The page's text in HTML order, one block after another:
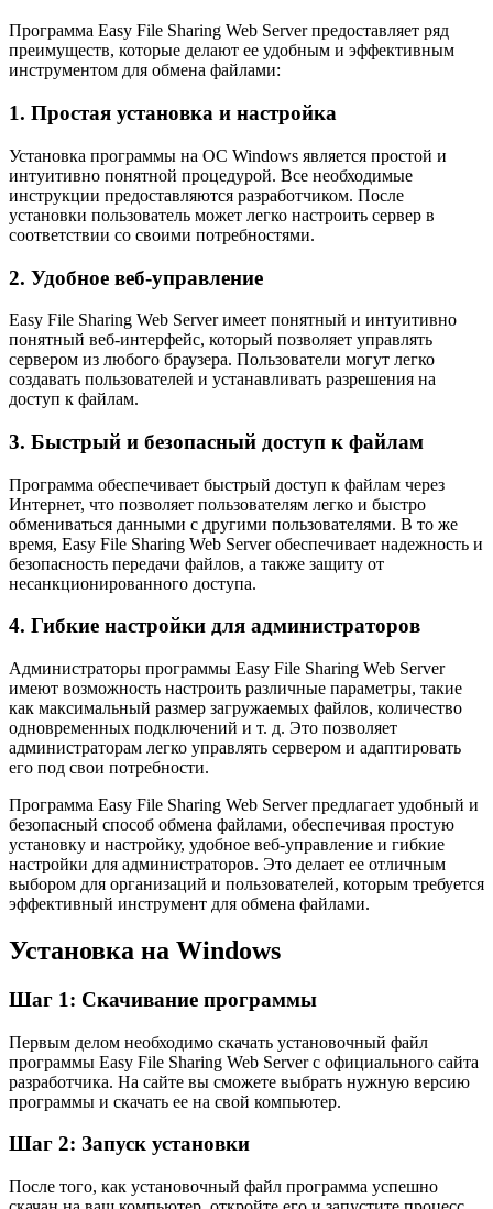
Программа Easy File Sharing Web Server предоставляет ряд
преимуществ, которые делают ее удобным и эффективным
инструментом для обмена файлами:
1. Простая установка и настройка
Установка программы на ОС Windows является простой и
интуитивно понятной процедурой. Все необходимые
инструкции предоставляются разработчиком. После
установки пользователь может легко настроить сервер в
соответствии со своими потребностями.
2. Удобное веб-управление
Easy File Sharing Web Server имеет понятный и интуитивно
понятный веб-интерфейс, который позволяет управлять
сервером из любого браузера. Пользователи могут легко
создавать пользователей и устанавливать разрешения на
доступ к файлам.
3. Быстрый и безопасный доступ к файлам
Программа обеспечивает быстрый доступ к файлам через
Интернет, что позволяет пользователям легко и быстро
обмениваться данными с другими пользователями. В то же
время, Easy File Sharing Web Server обеспечивает надежность и
безопасность передачи файлов, а также защиту от
несанкционированного доступа.
4. Гибкие настройки для администраторов
Администраторы программы Easy File Sharing Web Server
имеют возможность настроить различные параметры, такие
как максимальный размер загружаемых файлов, количество
одновременных подключений и т. д. Это позволяет
администраторам легко управлять сервером и адаптировать
его под свои потребности.
Программа Easy File Sharing Web Server предлагает удобный и
безопасный способ обмена файлами, обеспечивая простую
установку и настройку, удобное веб-управление и гибкие
настройки для администраторов. Это делает ее отличным
выбором для организаций и пользователей, которым требуется
эффективный инструмент для обмена файлами.
Установка на Windows
Шаг 1: Скачивание программы
Первым делом необходимо скачать установочный файл
программы Easy File Sharing Web Server с официального сайта
разработчика. На сайте вы сможете выбрать нужную версию
программы и скачать ее на свой компьютер.
Шаг 2: Запуск установки
После того, как установочный файл программа успешно